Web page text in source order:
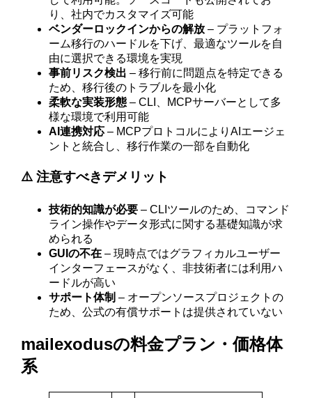
り、社内でカスタマイズ可能
ベンダーロックインからの解放 – プラットフォ
ーム移行のハードルを下げ、最適なツールを自
由に選択できる環境を実現
事前リスク検出 – 移行前に問題点を特定できる
ため、移行後のトラブルを最小化
柔軟な実装形態 – CLI、MCPサーバーとして多
様な環境で利用可能
AI連携対応 – MCPプロトコルによりAIエージェ
ントと統合し、移行作業の一部を自動化
⚠️ 注意すべきデメリット
技術的知識が必要 – CLIツールのため、コマンド
ライン操作やデータ形式に関する基礎知識が求
められる
GUIの不在 – 現時点ではグラフィカルユーザー
インターフェースがなく、非技術者には利用ハ
ードルが高い
サポート体制 – オープンソースプロジェクトの
ため、公式の有償サポートは提供されていない
mailexodusの料金プラン・価格体
系